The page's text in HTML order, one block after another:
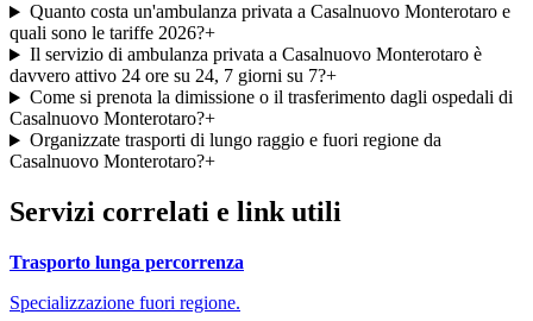
Quanto costa un'ambulanza privata a Casalnuovo Monterotaro e
quali sono le tariffe 2026?+
Il servizio di ambulanza privata a Casalnuovo Monterotaro è
davvero attivo 24 ore su 24, 7 giorni su 7?+
Come si prenota la dimissione o il trasferimento dagli ospedali di
Casalnuovo Monterotaro?+
Organizzate trasporti di lungo raggio e fuori regione da
Casalnuovo Monterotaro?+
Servizi correlati e link utili
Trasporto lunga percorrenza
Specializzazione fuori regione.